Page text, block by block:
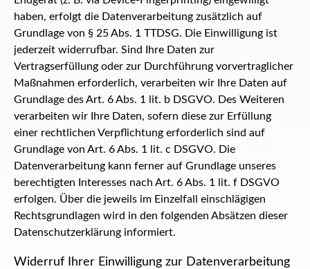
haben, erfolgt die Datenverarbeitung zusätzlich auf
Grundlage von § 25 Abs. 1 TTDSG. Die Einwilligung ist
jederzeit widerrufbar. Sind Ihre Daten zur
Vertragserfüllung oder zur Durchführung vorvertraglicher
Maßnahmen erforderlich, verarbeiten wir Ihre Daten auf
Grundlage des Art. 6 Abs. 1 lit. b DSGVO. Des Weiteren
verarbeiten wir Ihre Daten, sofern diese zur Erfüllung
einer rechtlichen Verpflichtung erforderlich sind auf
Grundlage von Art. 6 Abs. 1 lit. c DSGVO. Die
Datenverarbeitung kann ferner auf Grundlage unseres
berechtigten Interesses nach Art. 6 Abs. 1 lit. f DSGVO
erfolgen. Über die jeweils im Einzelfall einschlägigen
Rechtsgrundlagen wird in den folgenden Absätzen dieser
Datenschutzerklärung informiert.
Widerruf Ihrer Einwilligung zur Datenverarbeitung